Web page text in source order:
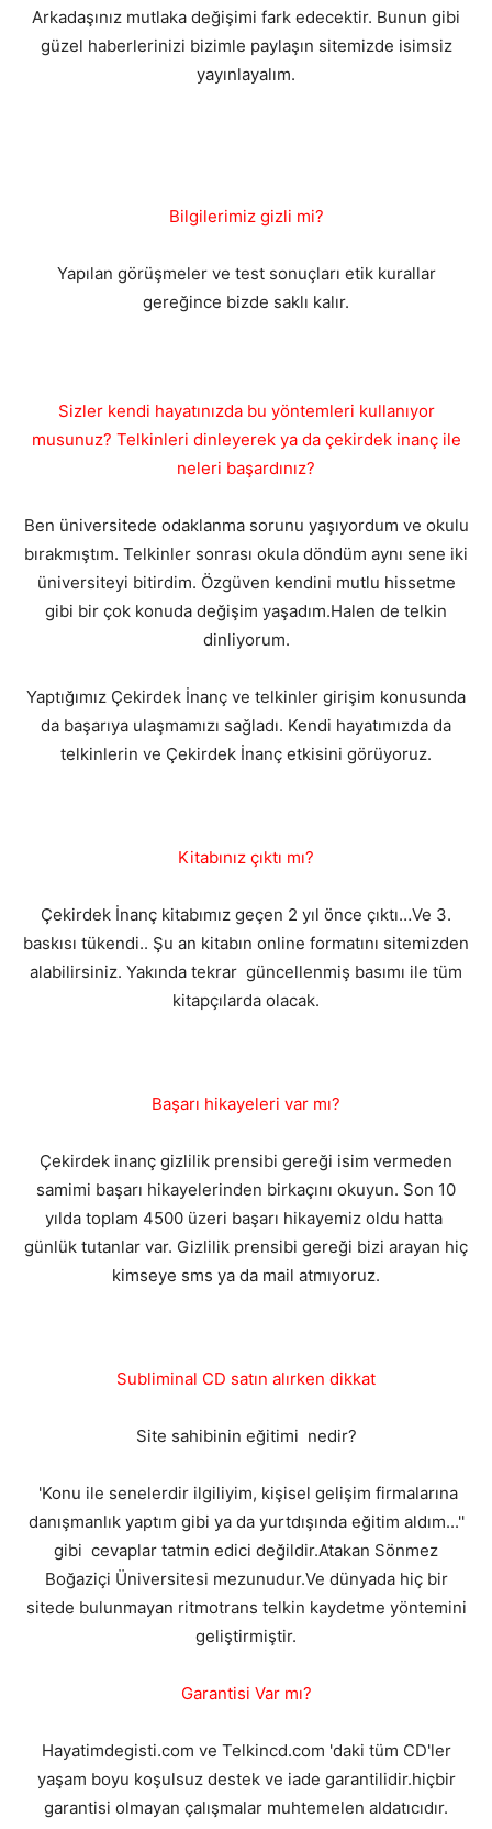
Arkadaşınız mutlaka değişimi fark edecektir. Bunun gibi
güzel haberlerinizi bizimle paylaşın sitemizde isimsiz
yayınlayalım.
Bilgilerimiz gizli mi?
Yapılan görüşmeler ve test sonuçları etik kurallar
gereğince bizde saklı kalır.
Sizler kendi hayatınızda bu yöntemleri kullanıyor
musunuz? Telkinleri dinleyerek ya da çekirdek inanç ile
neleri başardınız?
Ben üniversitede odaklanma sorunu yaşıyordum ve okulu
bırakmıştım. Telkinler sonrası okula döndüm aynı sene iki
üniversiteyi bitirdim. Özgüven kendini mutlu hissetme
gibi bir çok konuda değişim yaşadım.Halen de telkin
dinliyorum.
Yaptığımız Çekirdek İnanç ve telkinler girişim konusunda
da başarıya ulaşmamızı sağladı. Kendi hayatımızda da
telkinlerin ve Çekirdek İnanç etkisini görüyoruz.
Kitabınız çıktı mı?
Çekirdek İnanç kitabımız geçen 2 yıl önce çıktı…Ve 3.
baskısı tükendi.. Şu an kitabın online formatını sitemizden
alabilirsiniz. Yakında tekrar güncellenmiş basımı ile tüm
kitapçılarda olacak.
Başarı hikayeleri var mı?
Çekirdek inanç gizlilik prensibi gereği isim vermeden
samimi başarı hikayelerinden birkaçını okuyun. Son 10
yılda toplam 4500 üzeri başarı hikayemiz oldu hatta
günlük tutanlar var. Gizlilik prensibi gereği bizi arayan hiç
kimseye sms ya da mail atmıyoruz.
Subliminal CD satın alırken dikkat
Site sahibinin eğitimi nedir?
'Konu ile senelerdir ilgiliyim, kişisel gelişim firmalarına
danışmanlık yaptım gibi ya da yurtdışında eğitim aldım...''
gibi cevaplar tatmin edici değildir.Atakan Sönmez
Boğaziçi Üniversitesi mezunudur.Ve dünyada hiç bir
sitede bulunmayan ritmotrans telkin kaydetme yöntemini
geliştirmiştir.
Garantisi Var mı?
Hayatimdegisti.com ve Telkincd.com 'daki tüm CD'ler
yaşam boyu koşulsuz destek ve iade garantilidir.hiçbir
garantisi olmayan çalışmalar muhtemelen aldatıcıdır.